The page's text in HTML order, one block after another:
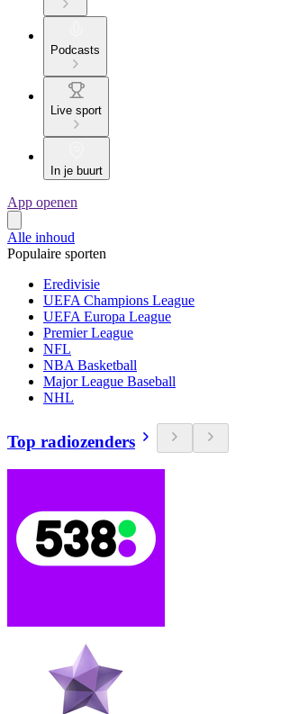
Podcasts
Live sport
In je buurt
App openen
Alle inhoud
Populaire sporten
Eredivisie
UEFA Champions League
UEFA Europa League
Premier League
NFL
NBA Basketball
Major League Baseball
NHL
Top radiozenders